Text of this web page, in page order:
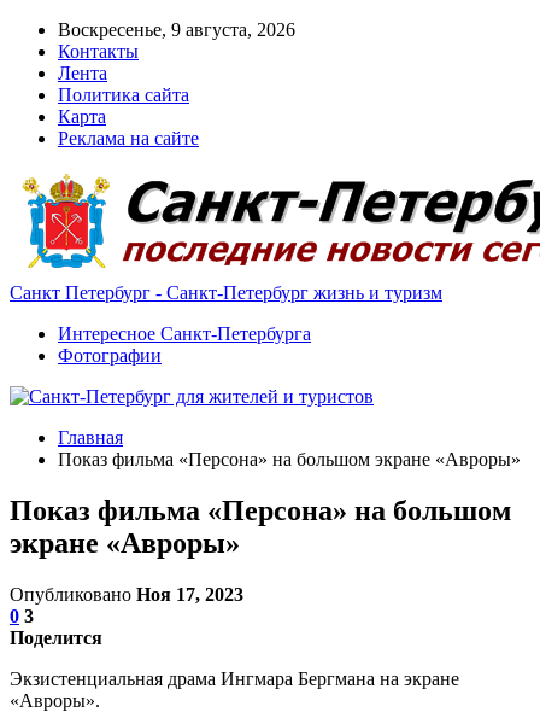
Воскресенье, 9 августа, 2026
Контакты
Лента
Политика сайта
Карта
Реклама на сайте
Санкт Петербург - Санкт-Петербург жизнь и туризм
Интересное Санкт-Петербурга
Фотографии
Главная
Показ фильма «Персона» на большом экране «Авроры»
Показ фильма «Персона» на большом
экране «Авроры»
Опубликовано Ноя 17, 2023
0 3
Поделится
Экзистенциальная драма Ингмара Бергмана на экране
«Авроры».